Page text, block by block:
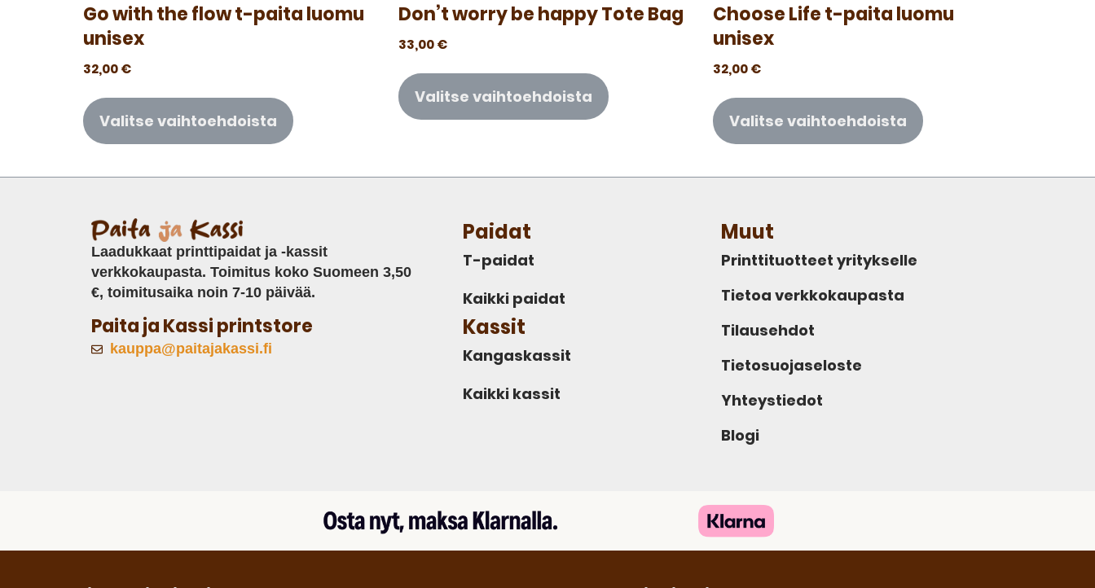
Go with the flow t-paita luomu
unisex
32,00€
Valitse vaihtoehdoista
Don’t worry be happy Tote Bag
33,00€
Valitse vaihtoehdoista
Choose Life t-paita luomu
unisex
32,00€
Valitse vaihtoehdoista
Laadukkaat printtipaidat ja -kassit
verkkokaupasta. Toimitus koko Suomeen 3,50
€, toimitusaika noin 7-10 päivää.
Paita ja Kassi printstore
kauppa@paitajakassi.fi
Paidat
T-paidat
Kaikki paidat
Kassit
Kangaskassit
Kaikki kassit
Muut
Printtituotteet yritykselle
Tietoa verkkokaupasta
Tilausehdot
Tietosuojaseloste
Yhteystiedot
Blogi